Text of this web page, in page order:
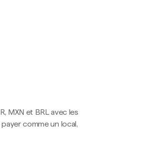
MXN et BRL avec les
comme un local,